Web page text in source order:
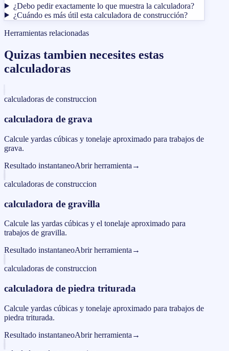
¿Debo pedir exactamente lo que muestra la calculadora?
¿Cuándo es más útil esta calculadora de construcción?
Herramientas relacionadas
Quizas tambien necesites estas
calculadoras
calculadoras de construccion
calculadora de grava
Calcule yardas cúbicas y tonelaje aproximado para trabajos de
grava.
Resultado instantaneoAbrir herramienta →
calculadoras de construccion
calculadora de gravilla
Calcule las yardas cúbicas y el tonelaje aproximado para
trabajos de gravilla.
Resultado instantaneoAbrir herramienta →
calculadoras de construccion
calculadora de piedra triturada
Calcule yardas cúbicas y tonelaje aproximado para trabajos de
piedra triturada.
Resultado instantaneoAbrir herramienta →